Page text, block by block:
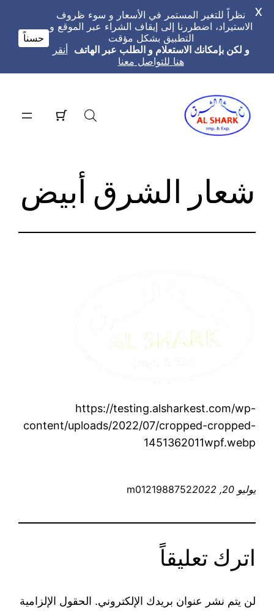
المحتوى
شعار الشرق أبيض
https://testing.alsharkest.com/wp-
content/uploads/2022/07/cropped-cropped-
1451362011wpf.webp
يوليو 20, 2022 m0121988752
اترك تعليقاً
لن يتم نشر عنوان بريدك الإلكتروني. الحقول الإلزامية
نظراً للتغير المستمر في الأسعار و سوء ظروف
الاستيراد، اضطررنا إلى إيقاف الشراء عبر الموقع و
التطبيق بشكل مؤقت
و لكن بإمكانك الاستعلام و الطلب عبر الهاتف أنقر
هنا للتواصل معنا
حسناً
X